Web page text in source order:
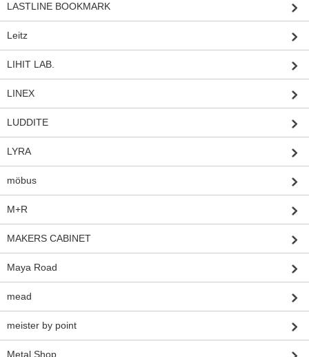
LASTLINE BOOKMARK
Leitz
LIHIT LAB.
LINEX
LUDDITE
LYRA
möbus
M+R
MAKERS CABINET
Maya Road
mead
meister by point
Metal Shop